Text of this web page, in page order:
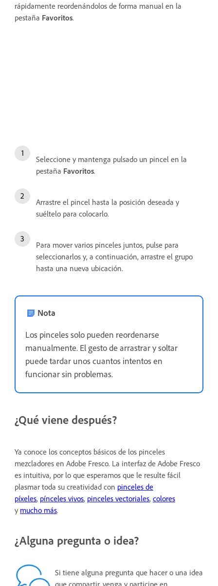
rápidamente reordenándolos de forma manual en la
pestaña Favoritos.
Seleccione y mantenga pulsado un pincel en la
pestaña Favoritos.
Arrastre el pincel hasta la posición deseada y
suéltelo para colocarlo.
Para mover varios pinceles juntos, pulse para
seleccionarlos y, a continuación, arrastre el grupo
hasta una nueva ubicación.
Nota
Los pinceles solo pueden reordenarse
manualmente. El gesto de arrastrar y soltar
puede tardar unos cuantos intentos en
funcionar sin problemas.
¿Qué viene después?
Ya conoce los conceptos básicos de los pinceles
mezcladores en Adobe Fresco. La interfaz de Adobe Fresco
es intuitiva, por lo que esperamos que le resulte fácil
plasmar toda su creatividad con pinceles de
píxeles, pínceles vivos, pinceles vectoriales, colores
y mucho más.
¿Alguna pregunta o idea?
Si tiene alguna pregunta que hacer o una idea
que compartir, venga y participe en